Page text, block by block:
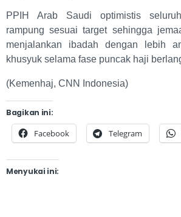
PPIH Arab Saudi optimistis
rampung sesuai target sehingga
menjalankan ibadah dengan lebih
khusyuk selama fase puncak haji
(Kemenhaj, CNN Indonesia)
Bagikan ini:
Facebook Telegram
Menyukai ini: